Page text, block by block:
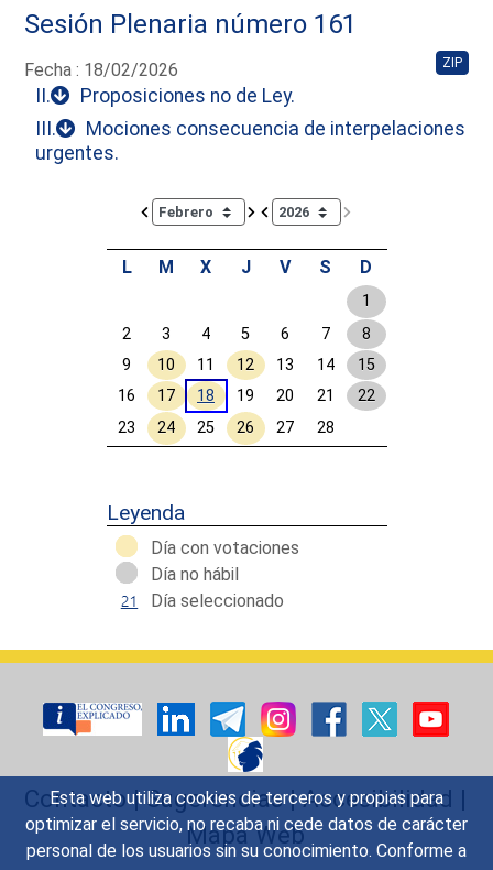
Esta web utiliza cookies de terceros y propias para
optimizar el servicio, no recaba ni cede datos de carácter
personal de los usuarios sin su conocimiento. Conforme a
Sesión Plenaria número 161
Fecha : 18/02/2026 ZIP
II.
Proposiciones no de Ley.
III.
Mociones consecuencia de interpelaciones
urgentes.
Calendar io de actividades. Doce Legislatura
L M X J V S D
1
2
3 4 5 6 7
8
9
10 11 12 13 14
15
16
17 18 19 20 21
22
23
24 25 26 27 28
Leyenda
Día con votaciones
Día no hábil
Día seleccionado
Contacto|Sugerencias|Accesibilidad |
Mapa Web